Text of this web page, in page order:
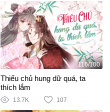
116/100
Thiếu chủ hung dữ quá, ta
thích lắm
13.7K 107